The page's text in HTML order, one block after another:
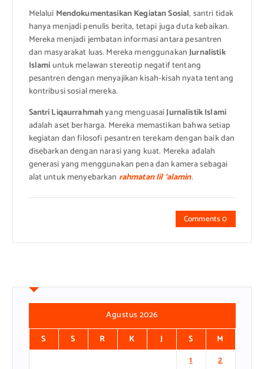
Melalui Mendokumentasikan Kegiatan Sosial, santri tidak
hanya menjadi penulis berita, tetapi juga duta kebaikan.
Mereka menjadi jembatan informasi antara pesantren
dan masyarakat luas. Mereka menggunakanJurnalistik
Islamiuntuk melawan stereotip negatif tentang
pesantren dengan menyajikan kisah-kisah nyata tentang
kontribusi sosial mereka.
Santri Liqaurrahmahyang menguasaiJurnalistik Islami
adalah aset berharga. Mereka memastikan bahwa setiap
kegiatan dan filosofi pesantren terekam dengan baik dan
disebarkan dengan narasi yang kuat. Mereka adalah
generasi yang menggunakan pena dan kamera sebagai
alat untuk menyebarkan rahmatan lil ‘alamin.
Comments 0
Agustus 2026
S
S R K J S
M
1
2